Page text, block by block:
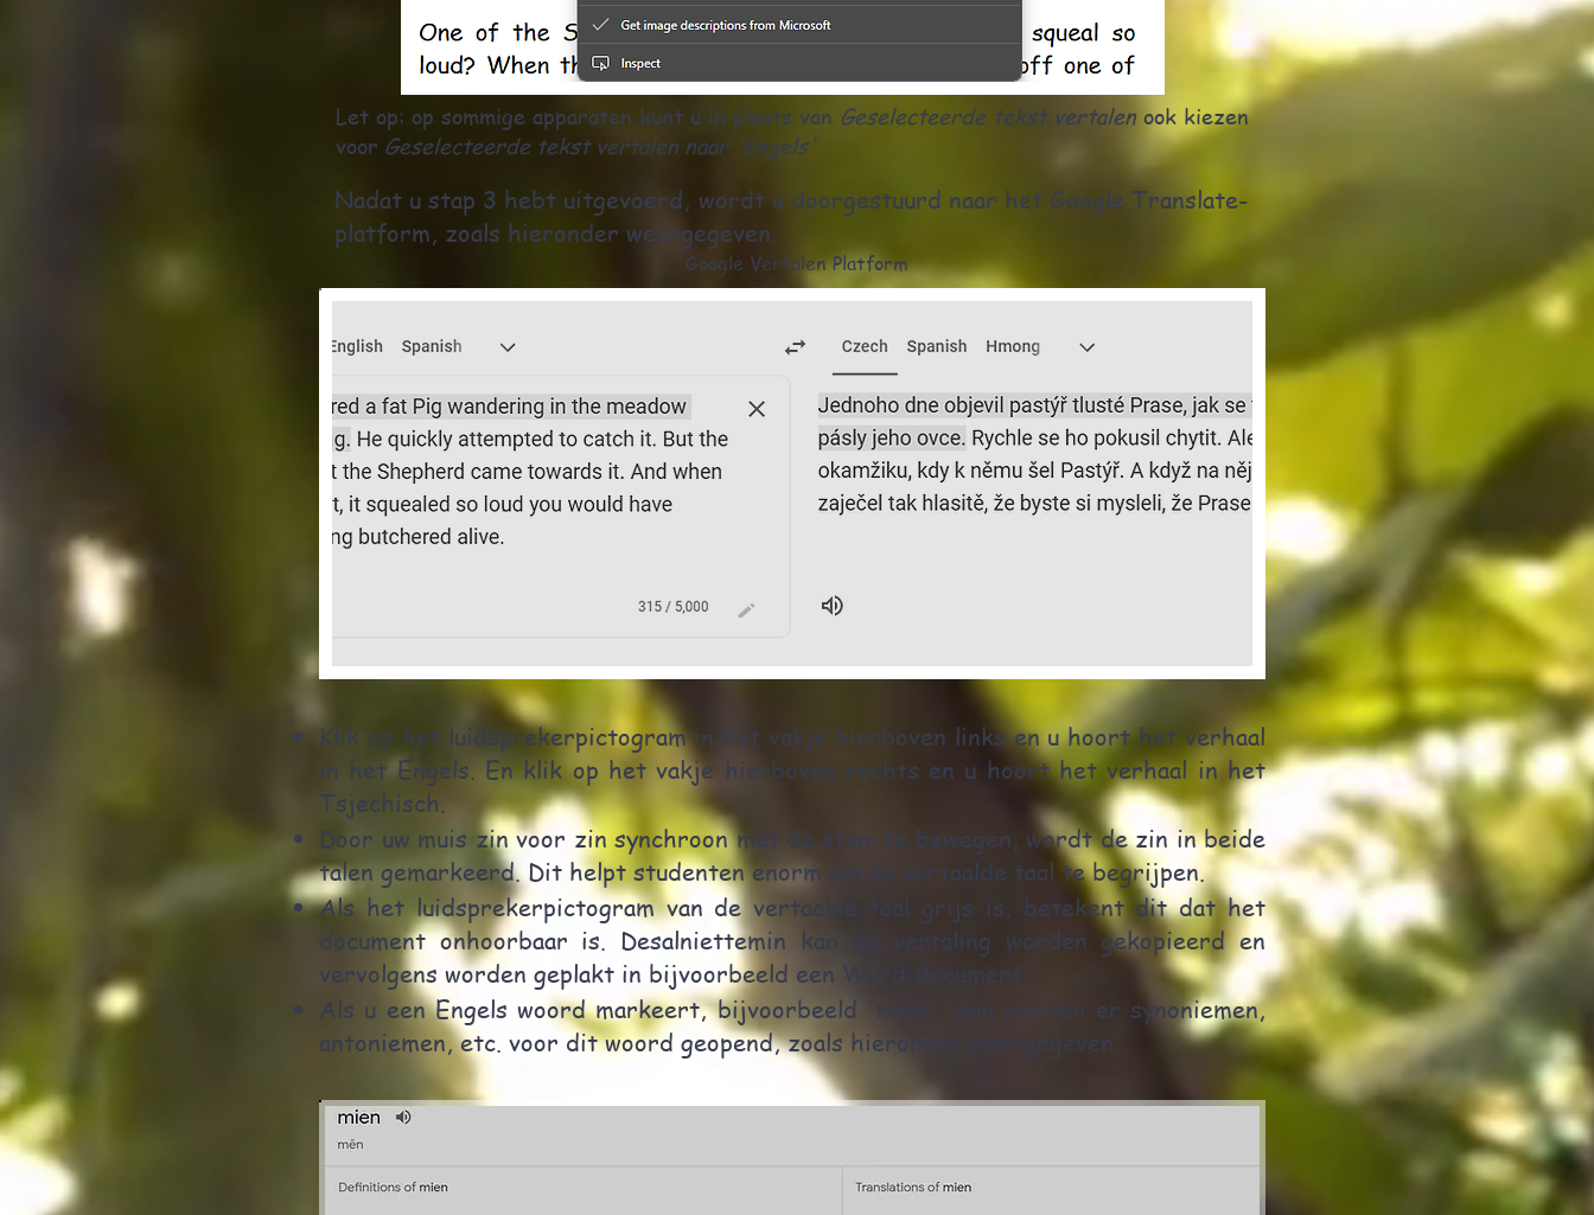
Nadat u stap 3 hebt uitgevoerd, wordt u doorgestuurd naar het Google Translate-
platform, zoals hieronder weergegeven.
Let op: op sommige apparaten kunt u in plaats van Geselecteerde tekst vertalen ook kiezen
voor Geselecteerde tekst vertalen naar 'Engels'
Google Vertalen Platform
Klik op het luidsprekerpictogram in het vakje hierboven links en u hoort het verhaal
in het Engels. En klik op het vakje hierboven rechts en u hoort het verhaal in het
Tsjechisch.
Door uw muis zin voor zin synchroon met de stem te bewegen, wordt de zin in beide
talen gemarkeerd. Dit helpt studenten enorm om de vertaalde taal te begrijpen.
Als het luidsprekerpictogram van de vertaalde taal grijs is, betekent dit dat het
document onhoorbaar is. Desalniettemin kan de vertaling worden gekopieerd en
vervolgens worden geplakt in bijvoorbeeld een Word-document.
Als u een Engels woord markeert, bijvoorbeeld 'mien', dan worden er synoniemen,
antoniemen, etc. voor dit woord geopend, zoals hieronder weergegeven.